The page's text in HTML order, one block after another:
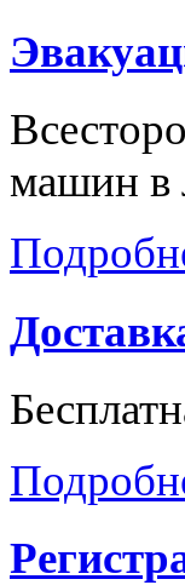
машин в